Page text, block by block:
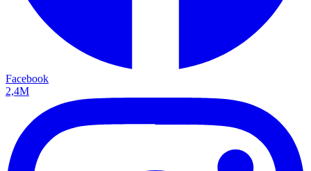
Facebook
2,4M